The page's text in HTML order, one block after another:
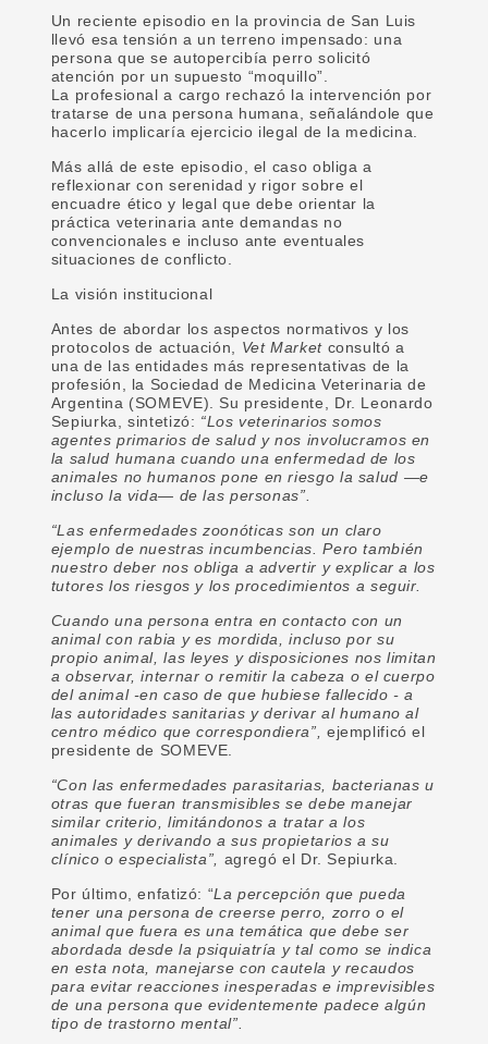
Un reciente episodio en la provincia de San Luis
llevó esa tensión a un terreno impensado: una
persona que se autopercibía perro solicitó
atención por un supuesto “moquillo”.
La profesional a cargo rechazó la intervención por
tratarse de una persona humana, señalándole que
hacerlo implicaría ejercicio ilegal de la medicina.
Más allá de este episodio, el caso obliga a
reflexionar con serenidad y rigor sobre el
encuadre ético y legal que debe orientar la
práctica veterinaria ante demandas no
convencionales e incluso ante eventuales
situaciones de conflicto.
La visión institucional
Antes de abordar los aspectos normativos y los
protocolos de actuación, Vet Marketconsultó a
una de las entidades más representativas de la
profesión, la Sociedad de Medicina Veterinaria de
Argentina (SOMEVE). Su presidente, Dr. Leonardo
Sepiurka, sintetizó: “Los veterinarios somos
agentes primarios de salud y nos involucramos en
la salud humana cuando una enfermedad de los
animales no humanos pone en riesgo la salud —e
incluso la vida— de las personas”.
“Las enfermedades zoonóticas son un claro
ejemplo de nuestras incumbencias. Pero también
nuestro deber nos obliga a advertir y explicar a los
tutores los riesgos y los procedimientos a seguir.
Cuando una persona entra en contacto con un
animal con rabia y es mordida, incluso por su
propio animal, las leyes y disposiciones nos limitan
a observar, internar o remitir la cabeza o el cuerpo
del animal -en caso de que hubiese fallecido - a
las autoridades sanitarias y derivar al humano al
centro médico que correspondiera”, ejemplificó el
presidente de SOMEVE.
“Con las enfermedades parasitarias, bacterianas u
otras que fueran transmisibles se debe manejar
similar criterio, limitándonos a tratar a los
animales y derivando a sus propietarios a su
clínico o especialista”, agregó el Dr. Sepiurka.
Por último, enfatizó: “La percepción que pueda
tener una persona de creerse perro, zorro o el
animal que fuera es una temática que debe ser
abordada desde la psiquiatría y tal como se indica
en esta nota, manejarse con cautela y recaudos
para evitar reacciones inesperadas e imprevisibles
de una persona que evidentemente padece algún
tipo de trastorno mental”.